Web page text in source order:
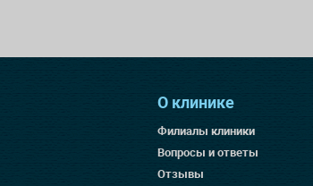
О клинике
Филиалы клиники
Вопросы и ответы
Отзывы